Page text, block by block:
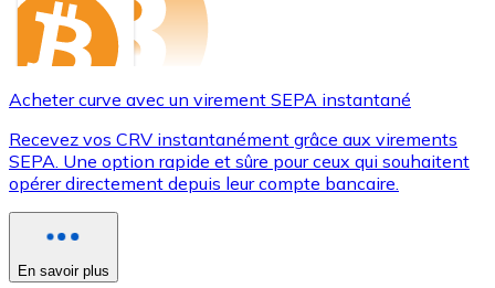
Acheter curve avec un virement SEPA instantané
Recevez vos CRV instantanément grâce aux virements
SEPA. Une option rapide et sûre pour ceux qui souhaitent
opérer directement depuis leur compte bancaire.
En savoir plus